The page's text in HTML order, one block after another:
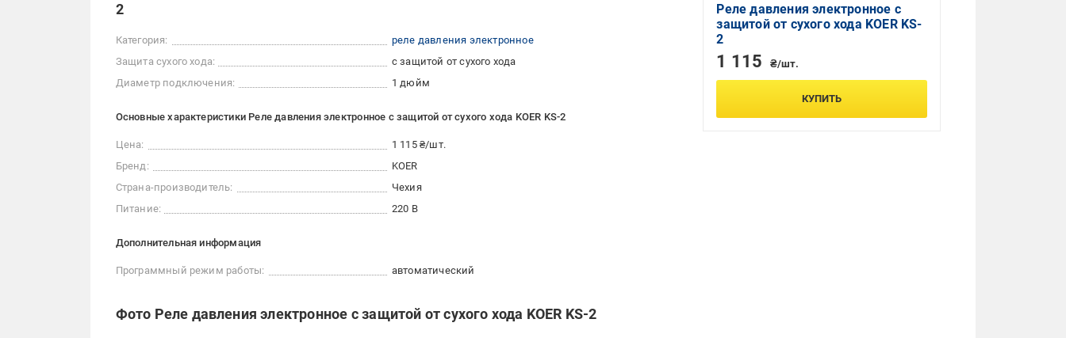
2
Категория:
реле давления электронное
Защита сухого хода:
с защитой от сухого хода
Диаметр подключения:
1 дюйм
Основные характеристики Реле давления электронное с защитой от сухого хода KOER KS-2
Цена:
1 115 ₴/шт.
Бренд:
KOER
Страна-производитель:
Чехия
Питание:
220 В
Дополнительная информация
Программный режим работы: автоматический
Фото Реле давления электронное с защитой от сухого хода KOER KS-2
Реле давления электронное с
защитой от сухого хода KOER KS-
2
1 115 ₴/шт.
КУПИТЬ